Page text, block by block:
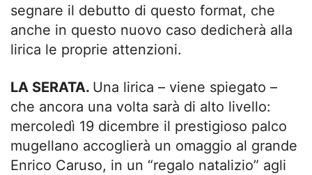
segnare il debutto di questo format, che
anche in questo nuovo caso dedicherà alla
lirica le proprie attenzioni.
LA SERATA. Una lirica – viene spiegato –
che ancora una volta sarà di alto livello:
mercoledì 19 dicembre il prestigioso palco
mugellano accoglierà un omaggio al grande
Enrico Caruso, in un “regalo natalizio” agli